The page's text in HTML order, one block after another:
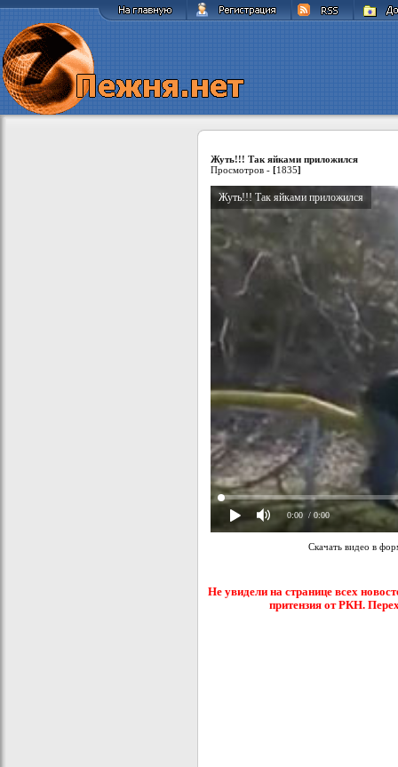
Жуть!!! Так яйками приложился
Просмотров - [1835]
Жуть!!! Так яйками приложился
0:00 / 0:00
Скачать видео в
Не увидели на странице всех
притензия от РКН.